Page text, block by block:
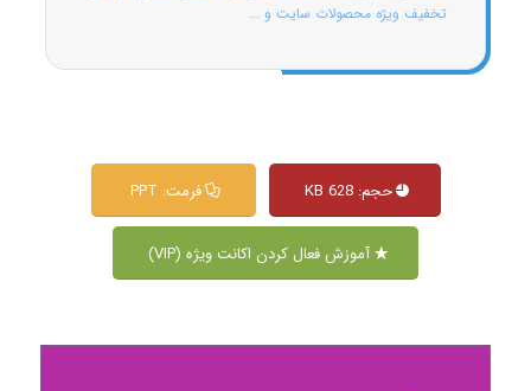
تخفیف ویژه محصولات سایت و ...
حجم: 628 KB فرمت: PPT
آموزش فعال کردن اکانت ویژه (VIP)